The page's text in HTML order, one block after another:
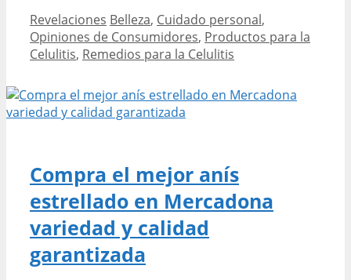
Aquilea
Categories
Revelaciones Tags
Belleza, Cuidado personal,
Opiniones de Consumidores, Productos para la
Celulitis, Remedios para la Celulitis
Compra el mejor anís
estrellado en Mercadona
variedad y calidad
garantizada